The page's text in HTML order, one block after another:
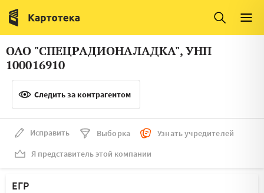
Италия
Люксембург
Литва
Латвия
Словения
Франция
Финляндия
Швеция
Мальта
ОАО "СПЕЦРАДИОНАЛАДКА", УНП
100016910
Следить за контрагентом
Исправить Выборка
Узнать учредителей
Я представитель этой компании
ЕГР